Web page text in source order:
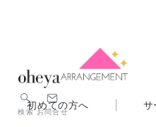
検索 お問合せ
初めての方へ サ